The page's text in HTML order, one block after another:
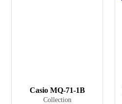
Casio MQ-71-1B
Collection